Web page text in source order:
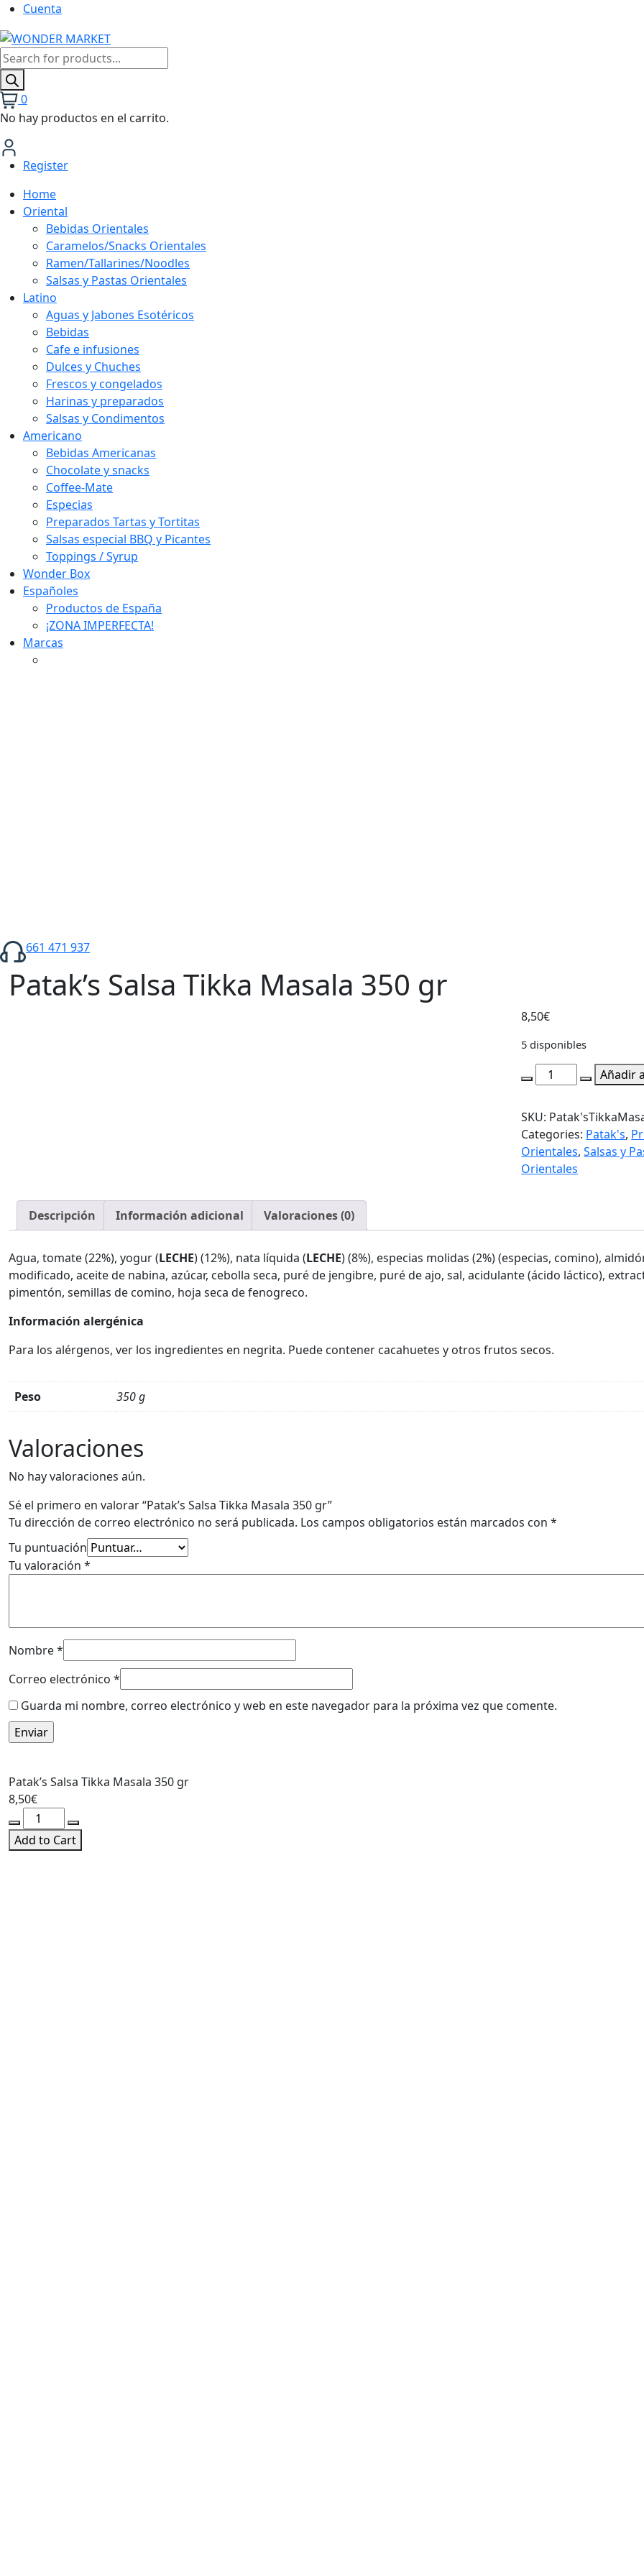
Cuenta
Búsqueda
de
productos
0
No hay productos en el carrito.
Register
Home
Oriental
Bebidas Orientales
Caramelos/Snacks Orientales
Ramen/Tallarines/Noodles
Salsas y Pastas Orientales
Latino
Aguas y Jabones Esotéricos
Bebidas
Cafe e infusiones
Dulces y Chuches
Frescos y congelados
Harinas y preparados
Salsas y Condimentos
Americano
Bebidas Americanas
Chocolate y snacks
Coffee-Mate
Especias
Preparados Tartas y Tortitas
Salsas especial BBQ y Picantes
Toppings / Syrup
Wonder Box
Españoles
Productos de España
¡ZONA IMPERFECTA!
Marcas
661 471 937
Patak’s Salsa Tikka Masala 350 gr
8,50€
5 disponibles
Patak's
Salsa
Masala
350
gr
cantidad
Añadir
SKU:
Categories: Patak's,
Orientales,Salsas y
Orientales
Descripción Información adicional Valoraciones (0)
Agua, tomate (22%), yogur (LECHE) (12%), nata líquida (LECHE) (8%), especias molidas (2%) (especias, comino),
modificado, aceite de nabina, azúcar, cebolla seca, puré de jengibre, puré de ajo, sal, acidulante (ácido láctico),
pimentón, semillas de comino, hoja seca de fenogreco.
Información alergénica
Para los alérgenos, ver los ingredientes en negrita. Puede contener cacahuetes y otros frutos secos.
Peso 350 g
Valoraciones
No hay valoraciones aún.
Sé el primero en valorar “Patak’s Salsa Tikka Masala 350 gr”
Tu dirección de correo electrónico no será publicada. Los campos obligatorios están marcados con *
Tu puntuación
Tu valoración *
Nombre*
Correo electrónico *
Guarda mi nombre, correo electrónico y web en este navegador para la próxima vez que comente.
Patak’s Salsa Tikka Masala 350 gr
8,50€
Patak's
Salsa
Tikka
Add to Cart